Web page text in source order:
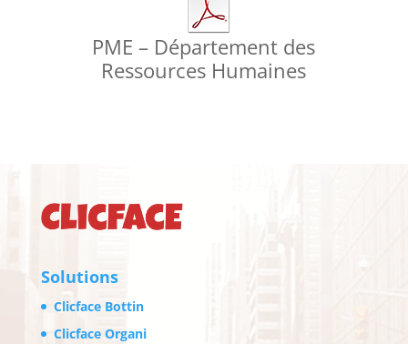
PME – Département des
Ressources Humaines
Solutions
Clicface Bottin
Clicface Organi